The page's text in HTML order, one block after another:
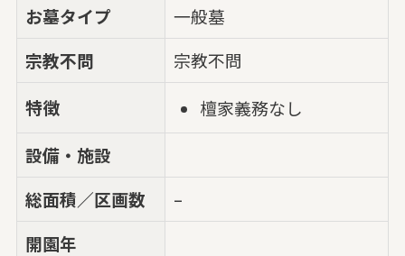
お墓タイプ
一般墓
宗教不問
宗教不問
特徴
檀家義務なし
設備・施設
総面積／区画数
–
開園年